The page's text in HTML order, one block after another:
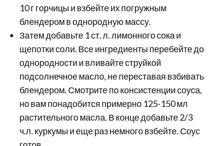
10 г горчицы и взбейте их погружным
блендером в однородную массу.
Затем добавьте 1 ст. л. лимонного сока и
щепотки соли. Все ингредиенты перебейте до
однородности и вливайте струйкой
подсолнечное масло, не переставая взбивать
блендером. Смотрите по консистенции соуса,
но вам понадобится примерно 125-150 мл
растительного масла. В конце добавьте 2/3
ч.л. куркумы и еще раз немного взбейте. Соус